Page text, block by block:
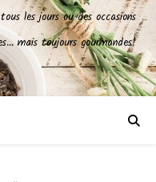
les jours ou des occasions
mais toujours gourmandes!